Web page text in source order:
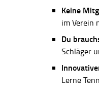
Keine
im Verein
Du
Schläger
Lerne